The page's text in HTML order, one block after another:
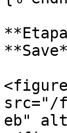
src="/
eb"